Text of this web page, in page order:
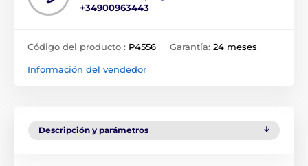
+34900963443
Código del producto : P4556 Garantía: 24 meses
Información del vendedor
Descripción y parámetros